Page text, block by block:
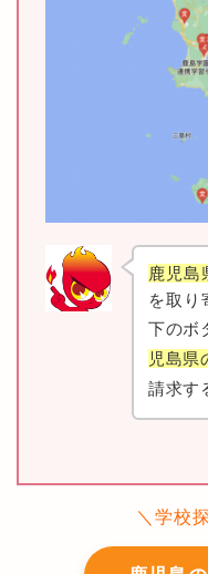
鹿児島
を取り
下のボ
児島県
請求す
＼学校